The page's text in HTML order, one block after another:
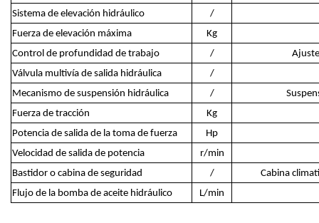
Sistema de elevación hidráulico
/
Fuerza de elevación máxima
Kg
Control de profundidad de trabajo
/
Válvula multivía de salida hidráulica
/
Mecanismo de suspensión hidráulica
/
Fuerza de tracción
Kg
Potencia de salida de la toma de fuerza
Hp
Velocidad de salida de potencia
r/min
Bastidor o cabina de seguridad
/
Cabina
Flujo de la bomba de aceite hidráulico
L/min